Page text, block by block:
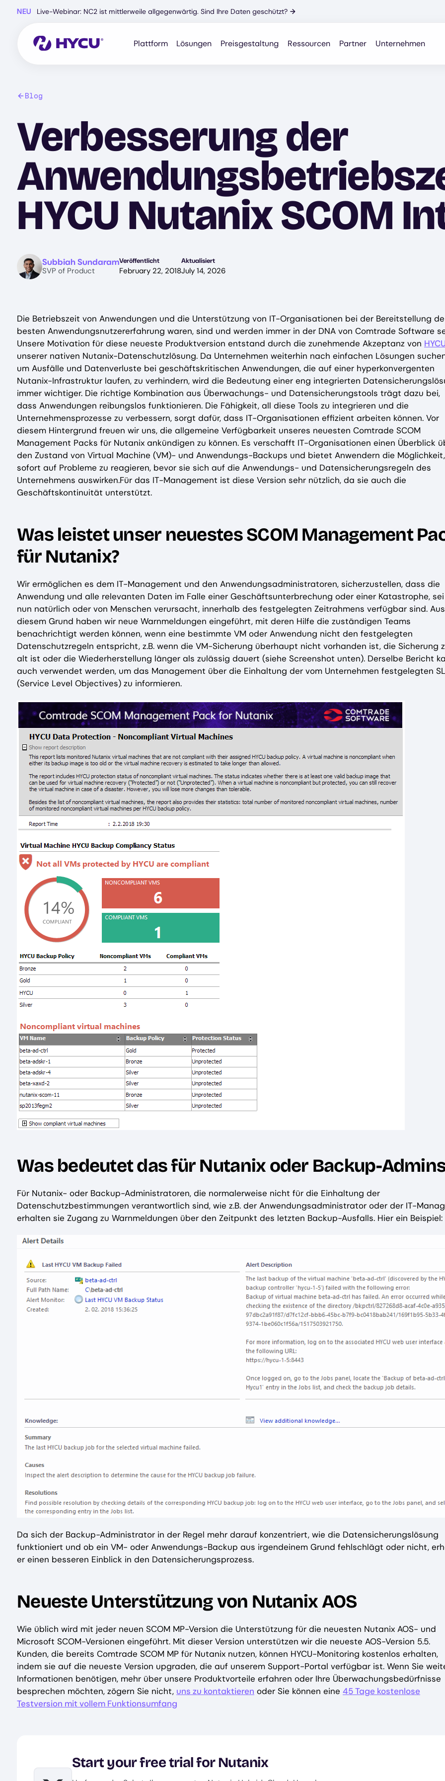
Hauptinhalt
NEU Live-Webinar: NC2 ist mittlerweile allgegenwärtig. Sind Ihre Daten geschützt? →
Plattform Lösungen Preisgestaltung Ressourcen Partner Unternehmen
Blog
Verbesserung der
HYCU Nutanix SCOM
ImageSubbiah Sundaram
SVP of Product
Veröffentlicht
February 22, 2018
Aktualisiert
July 14, 2026
Die Betriebszeit von Anwendungen und die Unterstützung von IT-Organisationen bei der Bereitstellung
besten Anwendungsnutzererfahrung waren, sind und werden immer in der DNA von Comtrade Software
Unsere Motivation für diese neueste Produktversion entstand durch die zunehmende Akzeptanz von
unserer nativen Nutanix-Datenschutzlösung. Da Unternehmen weiterhin nach einfachen Lösungen
um Ausfälle und Datenverluste bei geschäftskritischen Anwendungen, die auf einer hyperkonvergenten
Nutanix-Infrastruktur laufen, zu verhindern, wird die Bedeutung einer eng integrierten
immer wichtiger. Die richtige Kombination aus Überwachungs- und Datensicherungstools trägt dazu bei,
dass Anwendungen reibungslos funktionieren. Die Fähigkeit, all diese Tools zu integrieren und die
Unternehmensprozesse zu verbessern, sorgt dafür, dass IT-Organisationen effizient arbeiten können. Vor
diesem Hintergrund freuen wir uns, die allgemeine Verfügbarkeit unseres neuesten Comtrade SCOM
Management Packs für Nutanix ankündigen zu können. Es verschafft IT-Organisationen einen Überblick
den Zustand von Virtual Machine (VM)- und Anwendungs-Backups und bietet Anwendern die Möglichkeit,
sofort auf Probleme zu reagieren, bevor sie sich auf die Anwendungs- und Datensicherungsregeln des
Unternehmens auswirken.Für das IT-Management ist diese Version sehr nützlich, da sie auch die
Geschäftskontinuität unterstützt.
Was leistet unser neuestes SCOM Management
für Nutanix?
Wir ermöglichen es dem IT-Management und den Anwendungsadministratoren, sicherzustellen, dass die
Anwendung und alle relevanten Daten im Falle einer Geschäftsunterbrechung oder einer Katastrophe,
nun natürlich oder von Menschen verursacht, innerhalb des festgelegten Zeitrahmens verfügbar sind. Aus
diesem Grund haben wir neue Warnmeldungen eingeführt, mit deren Hilfe die zuständigen Teams
benachrichtigt werden können, wenn eine bestimmte VM oder Anwendung nicht den festgelegten
Datenschutzregeln entspricht, z.B. wenn die VM-Sicherung überhaupt nicht vorhanden ist, die Sicherung
alt ist oder die Wiederherstellung länger als zulässig dauert (siehe Screenshot unten). Derselbe Bericht
auch verwendet werden, um das Management über die Einhaltung der vom Unternehmen festgelegten
(Service Level Objectives) zu informieren.
Was bedeutet das für Nutanix oder Backup-
Für Nutanix- oder Backup-Administratoren, die normalerweise nicht für die Einhaltung der
Datenschutzbestimmungen verantwortlich sind, wie z.B. der Anwendungsadministrator oder der IT-
erhalten sie Zugang zu Warnmeldungen über den Zeitpunkt des letzten Backup-Ausfalls. Hier ein Beispiel:
Da sich der Backup-Administrator in der Regel mehr darauf konzentriert, wie die Datensicherungslösung
funktioniert und ob ein VM- oder Anwendungs-Backup aus irgendeinem Grund fehlschlägt oder nicht,
er einen besseren Einblick in den Datensicherungsprozess.
Neueste Unterstützung von Nutanix AOS
Wie üblich wird mit jeder neuen SCOM MP-Version die Unterstützung für die neuesten Nutanix AOS- und
Microsoft SCOM-Versionen eingeführt. Mit dieser Version unterstützen wir die neueste AOS-Version 5.5.
Kunden, die bereits Comtrade SCOM MP für Nutanix nutzen, können HYCU-Monitoring kostenlos erhalten,
indem sie auf die neueste Version upgraden, die auf unserem Support-Portal verfügbar ist. Wenn Sie
Informationen benötigen, mehr über unsere Produktvorteile erfahren oder Ihre Überwachungsbedürfnisse
besprechen möchten, zögern Sie nicht, uns zu kontaktieren oder Sie können eine 45 Tage kostenlose
Testversion mit vollem Funktionsumfang
Start your free trial for Nutanix